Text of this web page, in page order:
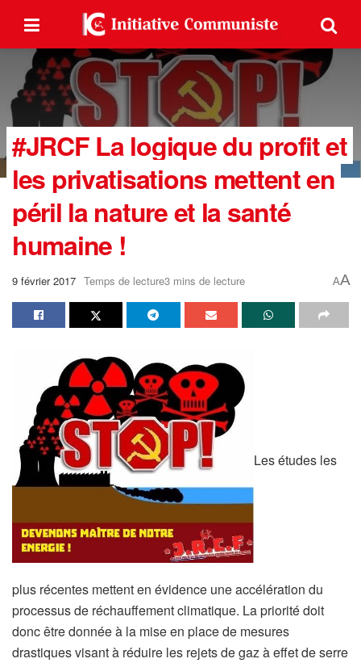
#JRCF La logique du profit et
les privatisations mettent en
péril la nature et la santé
humaine !
9 février 2017 Temps de lecture3 mins de lecture AA
Les études les
plus récentes mettent en évidence une accélération du
processus de réchauffement climatique. La priorité doit
donc être donnée à la mise en place de mesures
drastiques visant à réduire les rejets de gaz à effet de serre